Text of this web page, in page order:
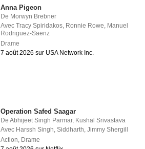
Anna Pigeon
De Morwyn Brebner
AvecTracy Spiridakos Ronnie Rowe Manuel
Rodriguez-Saenz
Drame
7 août 2026 sur USA Network Inc.
Operation Safed Saagar
DeAbhijeet Singh Parmar, Kushal Srivastava
Avec Harssh Singh,Siddharth,Jimmy Shergill
Action, Drame